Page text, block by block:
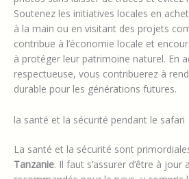
Soutenez les initiatives locales en
à la main ou en visitant des projets
contribue à l’économie locale et
à protéger leur patrimoine naturel. En
respectueuse, vous contribuerez à
durable pour les générations futures.
la santé et la sécurité pendant le safari
La santé et la sécurité sont
Tanzanie. Il faut s’assurer d’être à jour